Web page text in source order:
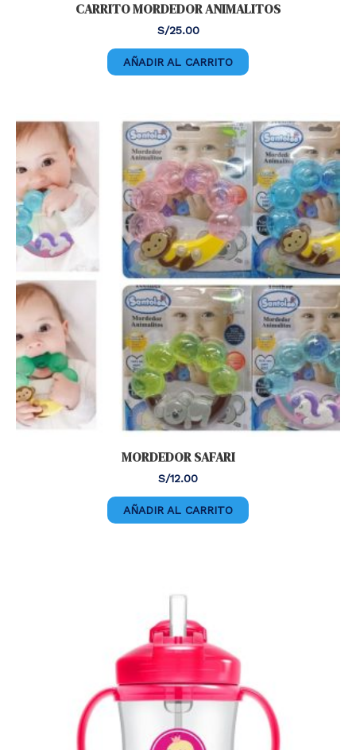
CARRITO MORDEDOR ANIMALITOS
S/25.00
AÑADIR AL CARRITO
MORDEDOR SAFARI
S/12.00
AÑADIR AL CARRITO